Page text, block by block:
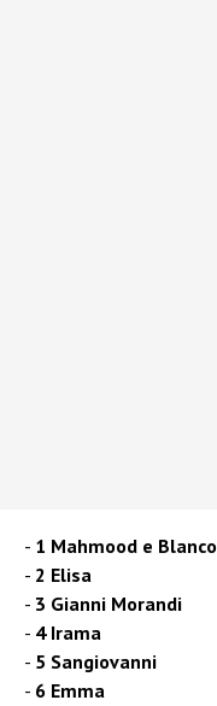
1 Mahmood e Blanco
2 Elisa
3 Gianni Morandi
4 Irama
5 Sangiovanni
6 Emma